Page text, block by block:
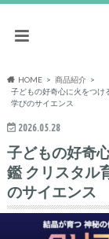
HOME
商品紹介
子どもの好奇心に火をつけ
学びのサイエンス
2026.05.28
子どもの好奇
鑑 クリスタル
のサイエンス